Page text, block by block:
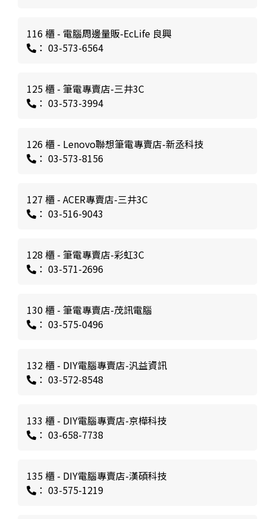
116 櫃 - 電腦周邊量販-EcLife 良興
： 03-573-6564
125 櫃 - 筆電專賣店-三井3C
： 03-573-3994
126 櫃 - Lenovo聯想筆電專賣店-新丞科技
： 03-573-8156
127 櫃 - ACER專賣店-三井3C
： 03-516-9043
128 櫃 - 筆電專賣店-彩虹3C
： 03-571-2696
130 櫃 - 筆電專賣店-茂訊電腦
： 03-575-0496
132 櫃 - DIY電腦專賣店-汎益資訊
： 03-572-8548
133 櫃 - DIY電腦專賣店-京樺科技
： 03-658-7738
135 櫃 - DIY電腦專賣店-漢碩科技
： 03-575-1219